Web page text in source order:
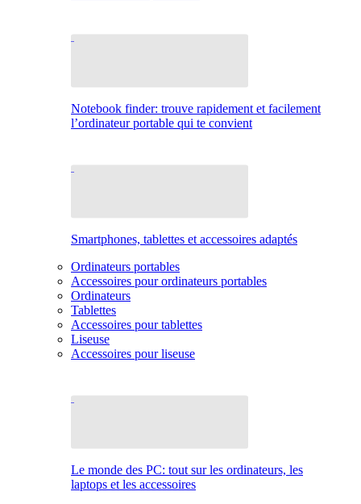
Notebook finder: trouve rapidement et facilement
l’ordinateur portable qui te convient
Smartphones, tablettes et accessoires adaptés
Ordinateurs portables
Accessoires pour ordinateurs portables
Ordinateurs
Tablettes
Accessoires pour tablettes
Liseuse
Accessoires pour liseuse
Le monde des PC: tout sur les ordinateurs, les
laptops et les accessoires